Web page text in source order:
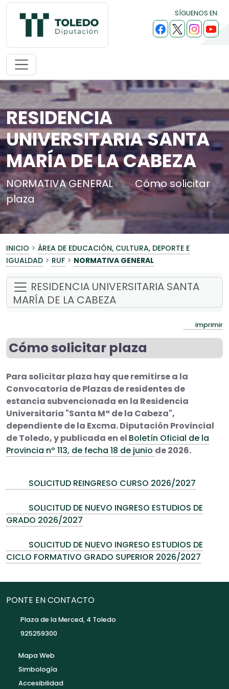
SÍGUENOS EN:
RESIDENCIA
UNIVERSITARIA SANTA
MARÍA DE LA CABEZA
NORMATIVA GENERAL
Cómo solicitar
plaza
INICIO > ÁREA DE EDUCACIÓN, CULTURA, DEPORTE E
IGUALDAD > RUF > NORMATIVA GENERAL
RESIDENCIA UNIVERSITARIA SANTA
MARÍA DE LA CABEZA
imprimir
Cómo solicitar plaza
Para solicitar plaza hay que remitirse a la
Convocatoria de Plazas de residentes de
estancia subvencionada en la Residencia
Universitaria "Santa Mª de la Cabeza",
dependiente de la Excma. Diputación Provincial
de Toledo, y publicada en el Boletín Oficial de la
Provincia nº 113, de fecha 18 de junio de 2026.
SOLICITUD REINGRESO CURSO 2026/2027
SOLICITUD DE NUEVO INGRESO ESTUDIOS DE
GRADO 2026/2027
SOLICITUD DE NUEVO INGRESO ESTUDIOS DE
CICLO FORMATIVO GRADO SUPERIOR 2026/2027
PONTE EN CONTACTO
Plaza de la Merced, 4 Toledo
925259300
Mapa Web
Simbología
Accesibilidad